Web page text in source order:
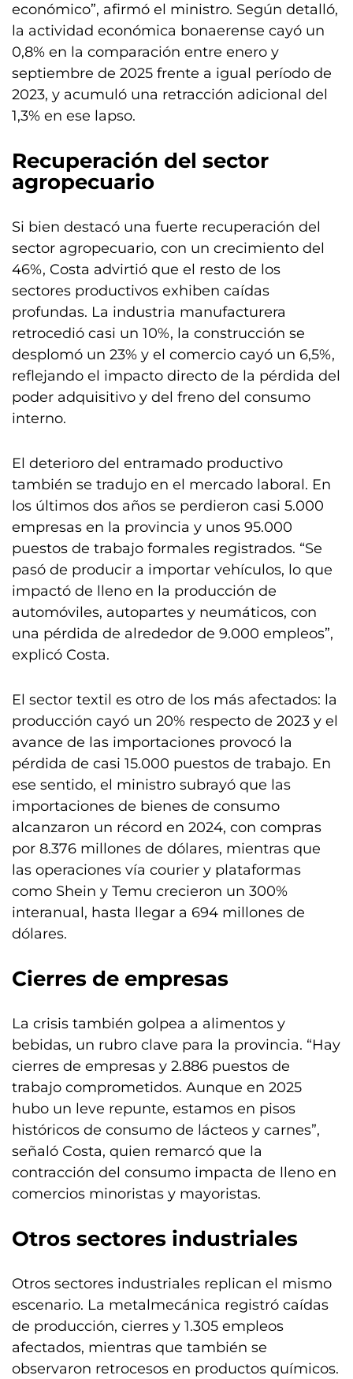
económico”, afirmó el ministro. Según detalló,
la actividad económica bonaerense cayó un
0,8% en la comparación entre enero y
septiembre de 2025 frente a igual período de
2023, y acumuló una retracción adicional del
1,3% en ese lapso.
Recuperación del sector
agropecuario
Si bien destacó una fuerte recuperación del
sector agropecuario, con un crecimiento del
46%, Costa advirtió que el resto de los
sectores productivos exhiben caídas
profundas. La industria manufacturera
retrocedió casi un 10%, la construcción se
desplomó un 23% y el comercio cayó un 6,5%,
reflejando el impacto directo de la pérdida del
poder adquisitivo y del freno del consumo
interno.
El deterioro del entramado productivo
también se tradujo en el mercado laboral. En
los últimos dos años se perdieron casi 5.000
empresas en la provincia y unos 95.000
puestos de trabajo formales registrados. “Se
pasó de producir a importar vehículos, lo que
impactó de lleno en la producción de
automóviles, autopartes y neumáticos, con
una pérdida de alrededor de 9.000 empleos”,
explicó Costa.
El sector textil es otro de los más afectados: la
producción cayó un 20% respecto de 2023 y el
avance de las importaciones provocó la
pérdida de casi 15.000 puestos de trabajo. En
ese sentido, el ministro subrayó que las
importaciones de bienes de consumo
alcanzaron un récord en 2024, con compras
por 8.376 millones de dólares, mientras que
las operaciones vía courier y plataformas
como Shein y Temu crecieron un 300%
interanual, hasta llegar a 694 millones de
dólares.
Cierres de empresas
La crisis también golpea a alimentos y
bebidas, un rubro clave para la provincia. “Hay
cierres de empresas y 2.886 puestos de
trabajo comprometidos. Aunque en 2025
hubo un leve repunte, estamos en pisos
históricos de consumo de lácteos y carnes”,
señaló Costa, quien remarcó que la
contracción del consumo impacta de lleno en
comercios minoristas y mayoristas.
Otros sectores industriales
Otros sectores industriales replican el mismo
escenario. La metalmecánica registró caídas
de producción, cierres y 1.305 empleos
afectados, mientras que también se
observaron retrocesos en productos químicos.